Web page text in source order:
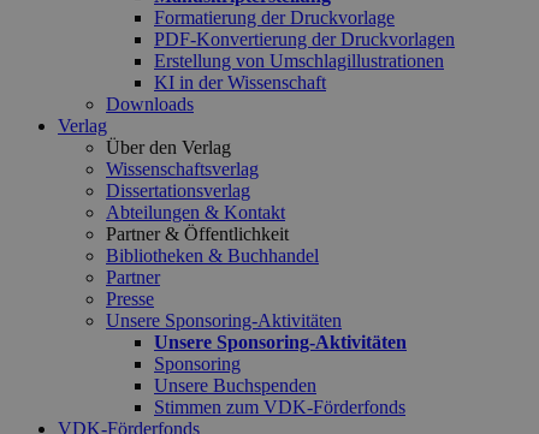
Formatierung der Druckvorlage
PDF-Konvertierung der Druckvorlagen
Erstellung von Umschlagillustrationen
KI in der Wissenschaft
Downloads
Verlag
Über den Verlag
Wissenschaftsverlag
Dissertationsverlag
Abteilungen & Kontakt
Partner & Öffentlichkeit
Bibliotheken & Buchhandel
Partner
Presse
Unsere Sponsoring-Aktivitäten
Unsere Sponsoring-Aktivitäten
Sponsoring
Unsere Buchspenden
Stimmen zum VDK-Förderfonds
VDK-Förderfonds